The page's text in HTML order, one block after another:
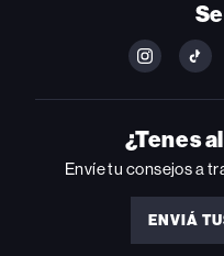
FOLLOW
ON
INSTAGRAM
ON
¿Tenes
Envíe tu consejos a
ENVIÁ
ENVIÁ